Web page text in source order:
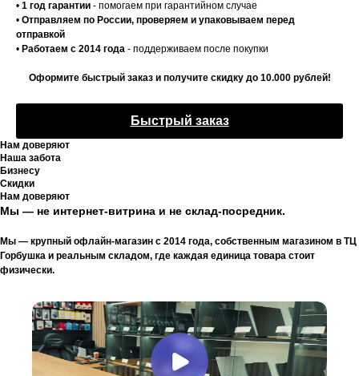
• 1 год гарантии - помогаем при гарантийном случае
• Отправляем по России, проверяем и упаковываем перед
отправкой
• Работаем с 2014 года - поддерживаем после покупки
Оформите быстрый заказ и получите скидку до 10.000 рублей!
Быстрый заказ
Нам доверяют
Наша забота
Бизнесу
Скидки
Нам доверяют
Мы — не интернет-витрина и не склад-посредник.
Мы — крупный офлайн-магазин с 2014 года, собственным магазином в ТЦ
Горбушка и реальным складом, где каждая единица товара стоит
физически.